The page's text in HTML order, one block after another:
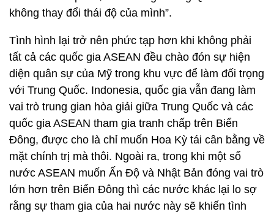
không thay đổi thái độ của mình”.
Tình hình lại trở nên phức tạp hơn khi không phải
tất cả các quốc gia ASEAN đều chào đón sự hiện
diện quân sự của Mỹ trong khu vực để làm đối trọng
với Trung Quốc. Indonesia, quốc gia vẫn đang làm
vai trò trung gian hòa giải giữa Trung Quốc và các
quốc gia ASEAN tham gia tranh chấp trên Biển
Đông, được cho là chỉ muốn Hoa Kỳ tái cân bằng về
mặt chính trị mà thôi. Ngoài ra, trong khi một số
nước ASEAN muốn Ấn Độ và Nhật Bản đóng vai trò
lớn hơn trên Biển Đông thì các nước khác lại lo sợ
rằng sự tham gia của hai nước này sẽ khiến tình